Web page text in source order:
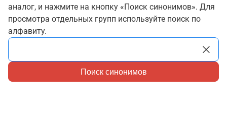
аналог, и нажмите на кнопку «Поиск синонимов». Для
просмотра отдельных групп используйте поиск по
алфавиту.
Поиск синонимов